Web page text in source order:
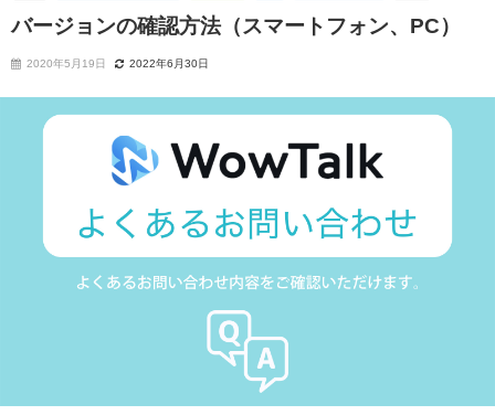
バージョンの確認方法（スマートフォン、PC）
2020年5月19日 2022年6月30日